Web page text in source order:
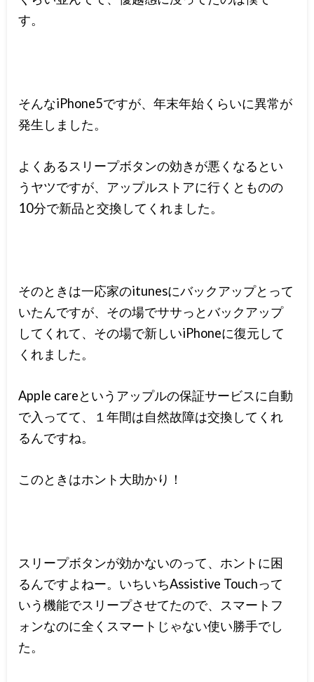
す。
そんなiPhone5ですが、年末年始くらいに異常が
発生しました。
よくあるスリープボタンの効きが悪くなるとい
うヤツですが、アップルストアに行くとものの
10分で新品と交換してくれました。
そのときは一応家のitunesにバックアップとって
いたんですが、その場でササっとバックアップ
してくれて、その場で新しいiPhoneに復元して
くれました。
Apple careというアップルの保証サービスに自動
で入ってて、１年間は自然故障は交換してくれ
るんですね。
このときはホント大助かり！
スリープボタンが効かないのって、ホントに困
るんですよねー。いちいちAssistive Touchって
いう機能でスリープさせてたので、スマートフ
ォンなのに全くスマートじゃない使い勝手でし
た。